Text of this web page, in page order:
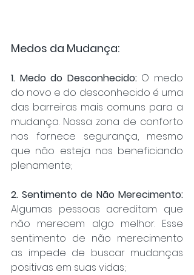
Medos da Mudança:
1. Medo do Desconhecido: O medo
do novo e do desconhecido é uma
das barreiras mais comuns para a
mudança. Nossa zona de conforto
nos fornece segurança, mesmo
que não esteja nos beneficiando
plenamente;
2. Sentimento de Não Merecimento:
Algumas pessoas acreditam que
não merecem algo melhor. Esse
sentimento de não merecimento
as impede de buscar mudanças
positivas em suas vidas;